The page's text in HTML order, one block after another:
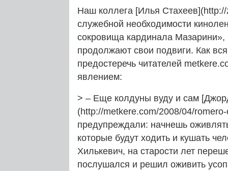
Наш коллега [Илья
служебной необходимости
сокровища кардинала
продолжают свои подвиги. Как
предостеречь читателей
явлением:
> – Еще колдуны вуду и сам
(http://metkere.com/2008/04/
предупреждали: начнешь
которые будут ходить и кушать
Хилькевич, на старости лет
послушался и решил оживить